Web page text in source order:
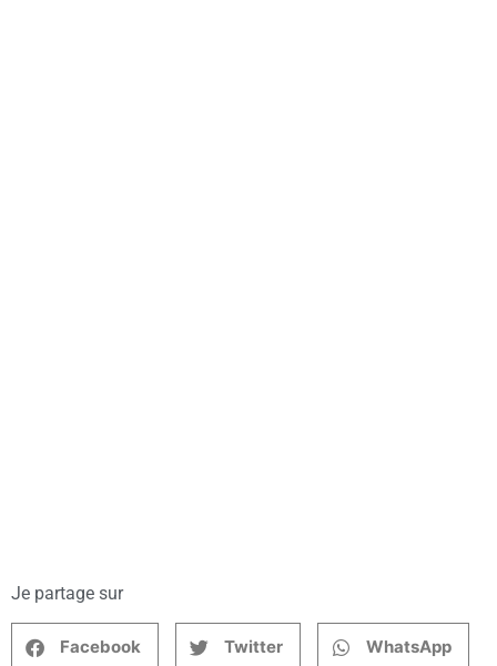
Je partage sur
Facebook Twitter WhatsApp